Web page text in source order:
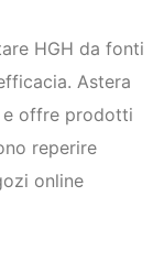
HGH da fonti
Astera
e offre prodotti
reperire
online